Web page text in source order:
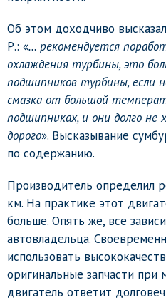
Об этом доходчиво
Р.: «… рекомендуется
охлаждения турбины, это
подшипников турбины,
смазка от большой
подшипниках, и они долго
дорого». Высказывание
по содержанию.
Производитель определил
км. На практике этот
больше. Опять же, все
автовладельца.
использовать
оригинальные запчасти
двигатель ответит